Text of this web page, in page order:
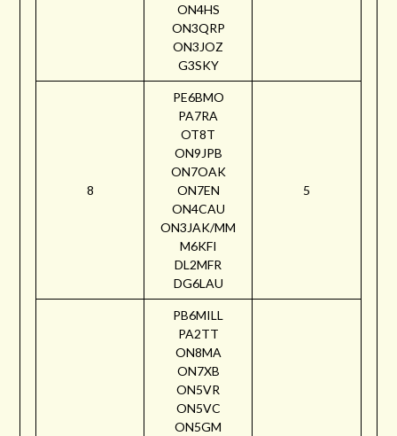
ON4HS
ON3QRP
ON3JOZ
G3SKY
8
PE6BMO
PA7RA
OT8T
ON9JPB
ON7OAK
ON7EN
ON4CAU
ON3JAK/MM
M6KFI
DL2MFR
DG6LAU
5
PB6MILL
PA2TT
ON8MA
ON7XB
ON5VR
ON5VC
ON5GM